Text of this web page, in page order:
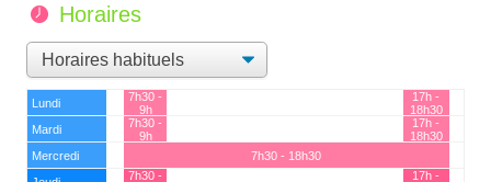
Horaires
Lundi
7h30 -
9h
17h -
18h30
Mardi
7h30 -
9h
17h -
18h30
Mercredi
7h30 - 18h30
7h30 -
17h -